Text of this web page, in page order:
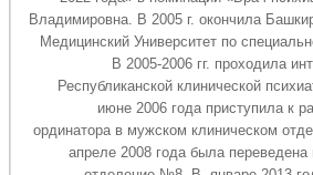
Владимировна. В 2005 г. окончила
Медицинский Университет по
В 2005-2006 гг. проходила
Республиканской клинической
июне 2006 года приступила к
ординатора в мужском клиническом
апреле 2008 года была переведена